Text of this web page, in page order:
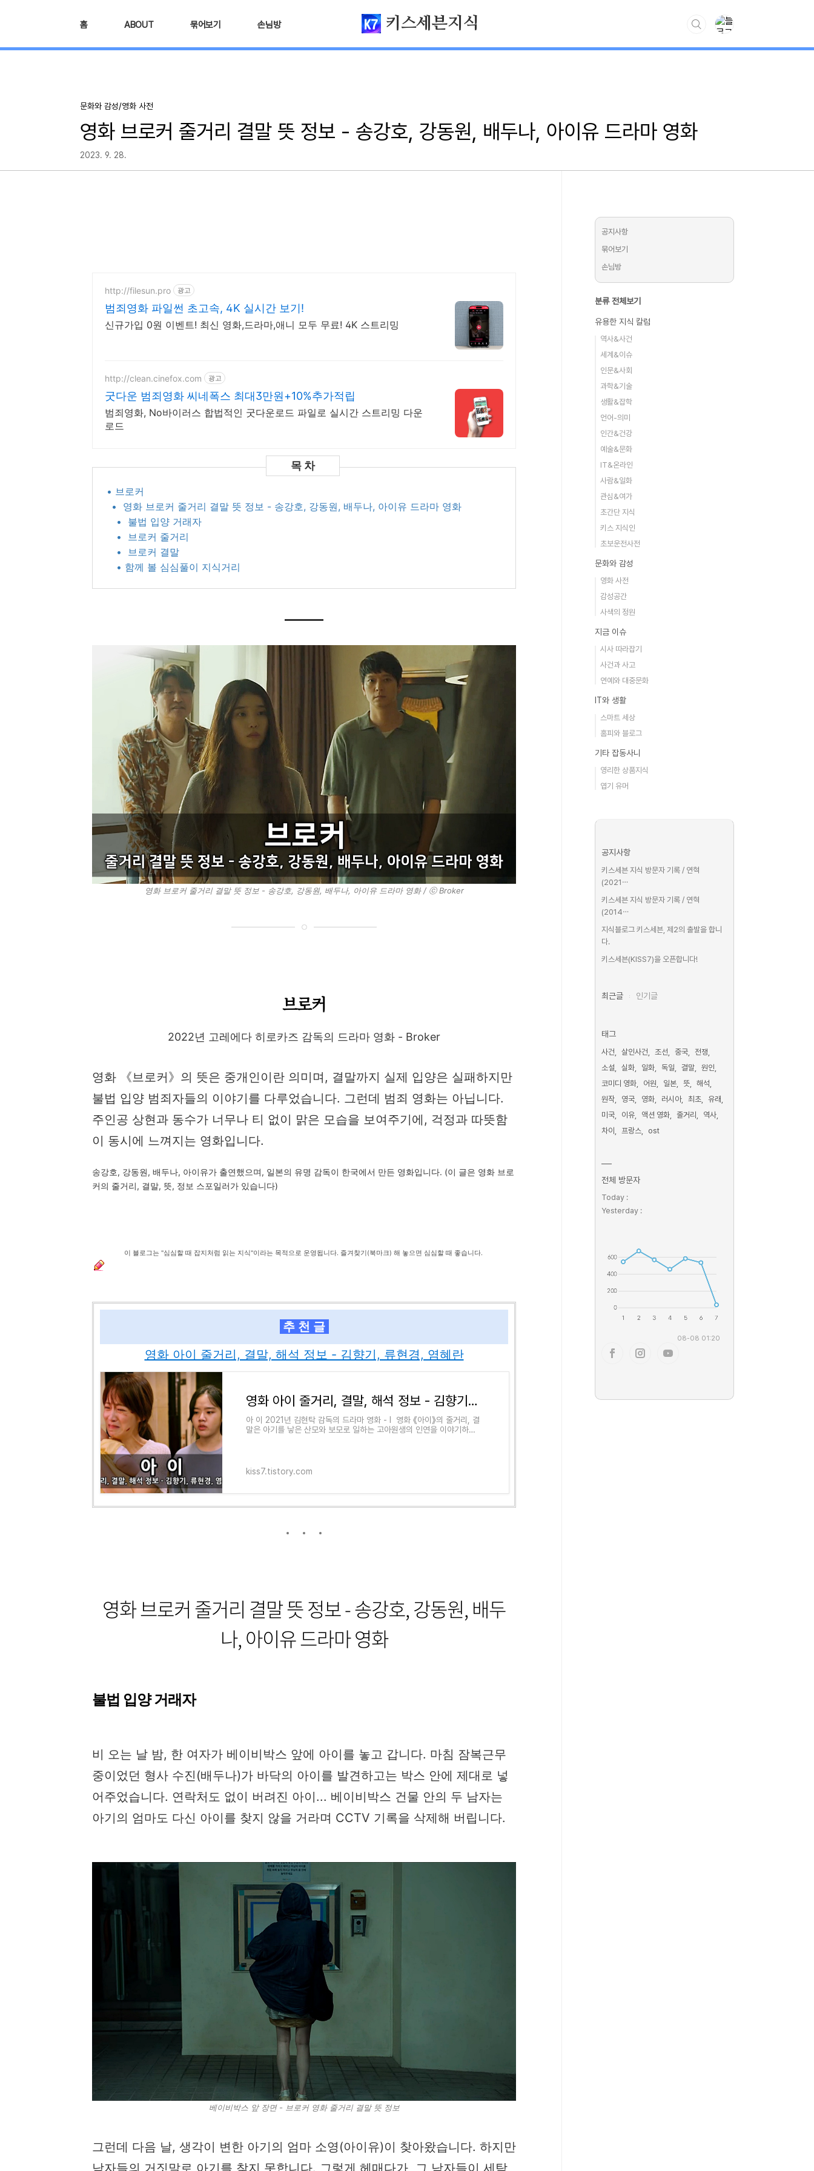
키스세븐지식
홈 ABOUT 묶어보기 손님방
문화와 감성/영화 사전
영화 브로커 줄거리 결말 뜻 정보 - 송강호, 강동원, 배두나, 아이유 드라마 영화
2023. 9. 28.
http://filesun.pro 광고
범죄영화 파일썬 초고속, 4K 실시간 보기!
신규가입 0원 이벤트! 최신 영화,드라마,애니 모두 무료! 4K 스트리밍
http://clean.cinefox.com 광고
굿다운 범죄영화 씨네폭스 최대3만원+10%추가적립
범죄영화, No바이러스 합법적인 굿다운로드 파일로 실시간 스트리밍 다운
로드
• 브로커
• ​ 영화 브로커 줄거리 결말 뜻 정보 - 송강호, 강동원, 배두나, 아이유 드라마 영화
• ​ 불법 입양 거래자
• ​ 브로커 줄거리
• ​ 브로커 결말
• 함께 볼 심심풀이 지식거리
영화 브로커 줄거리 결말 뜻 정보 - 송강호, 강동원, 배두나, 아이유 드라마 영화 / ⓒ Broker
브로커
2022년 고레에다 히로카즈 감독의 드라마 영화 - Broker
영화 《브로커》의 뜻은 중개인이란 의미며, 결말까지 실제 입양은 실패하지만
불법 입양 범죄자들의 이야기를 다루었습니다. 그런데 범죄 영화는 아닙니다.
주인공 상현과 동수가 너무나 티 없이 맑은 모습을 보여주기에, 걱정과 따뜻함
이 동시에 느껴지는 영화입니다.
송강호, 강동원, 배두나, 아이유가 출연했으며, 일본의 유명 감독이 한국에서 만든 영화입니다. (이 글은 영화 브로
커의 줄거리, 결말, 뜻, 정보 스포일러가 있습니다)
이 블로그는 "심심할 때 잡지처럼 읽는 지식"이라는 목적으로 운영됩니다. 즐겨찾기(북마크) 해 놓으면 심심할 때 좋습니다.
추 천 글
영화 아이 줄거리, 결말, 해석 정보 - 김향기, 류현경, 염혜란
영화 아이 줄거리, 결말, 해석 정보 - 김향기, 류현경, 염혜란
아 이 2021년 김현탁 감독의 드라마 영화 - I ​ 영화 《아이》의 줄거리, 결
말은 아기를 낳은 산모와 보모로 일하는 고아원생의 인연을 이야기하고
kiss7.tistory.com
영화 브로커 줄거리 결말 뜻 정보 - 송강호, 강동원, 배두
나, 아이유 드라마 영화
불법 입양 거래자
비 오는 날 밤, 한 여자가 베이비박스 앞에 아이를 놓고 갑니다. 마침 잠복근무
중이었던 형사 수진(배두나)가 바닥의 아이를 발견하고는 박스 안에 제대로 넣
어주었습니다. 연락처도 없이 버려진 아이... 베이비박스 건물 안의 두 남자는
아기의 엄마도 다신 아이를 찾지 않을 거라며 CCTV 기록을 삭제해 버립니다.
베이비박스 앞 장면 - 브로커 영화 줄거리 결말 뜻 정보
그런데 다음 날, 생각이 변한 아기의 엄마 소영(아이유)이 찾아왔습니다. 하지만
남자들의 거짓말로 아기를 찾지 못합니다. 그렇게 헤매다가, 그 남자들이 세탁
공지사항
묶어보기
손님방
분류 전체보기
유용한 지식 칼럼
역사&사건
세계&이슈
인문&사회
과학&기술
생활&잡학
언어-의미
인간&건강
예술&문화
IT&온라인
사람&일화
관심&여가
초간단 지식
키스 지식인
초보운전사전
문화와 감성
영화 사전
감성공간
사색의 정원
지금 이슈
시사 따라잡기
사건과 사고
연예와 대중문화
IT와 생활
스마트 세상
홈피와 블로그
기타 잡동사니
영리한 상품지식
엽기 유머
공지사항
키스세븐 지식 방문자 기록 / 연혁
(2021⋯
키스세븐 지식 방문자 기록 / 연혁
(2014⋯
지식블로그 키스세븐, 제2의 출발을 합니
다.
키스세븐(KISS7)을 오픈합니다!
최근글 인기글
태그
사건 살인사건 조선 중국
전쟁
소설
실화 일화 독일 결말
원인
코미디 영화
어원 일본 뜻
해석
원작
영국 영화 러시아 최초
유래
미국
이유 액션 영화 줄거리
역사
차이
프랑스 ost
전체 방문자
Today :
Yesterday :
08-08 01:20